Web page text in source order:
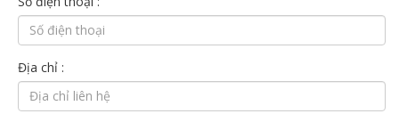
Địa chỉ :